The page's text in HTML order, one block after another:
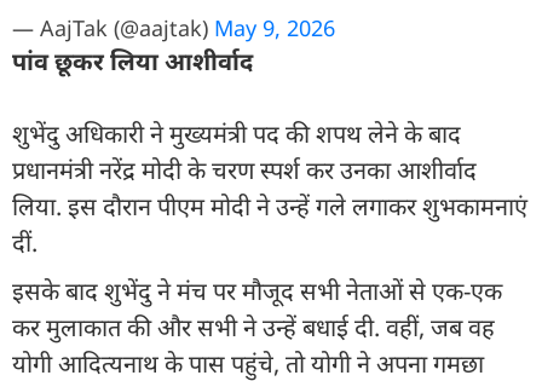
— AajTak (@aajtak) May 9, 2026
पांव छूकर लिया आशीर्वाद
शुभेंदु अधिकारी ने मुख्यमंत्री पद की शपथ लेने के बाद
प्रधानमंत्री नरेंद्र मोदी के चरण स्पर्श कर उनका आशीर्वाद
लिया. इस दौरान पीएम मोदी ने उन्हें गले लगाकर शुभकामनाएं
दीं.
इसके बाद शुभेंदु ने मंच पर मौजूद सभी नेताओं से एक-एक
कर मुलाकात की और सभी ने उन्हें बधाई दी. वहीं, जब वह
योगी आदित्यनाथ के पास पहुंचे, तो योगी ने अपना गमछा